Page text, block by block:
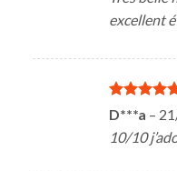
excellent
Note5
sur
5
D***a –
10/10